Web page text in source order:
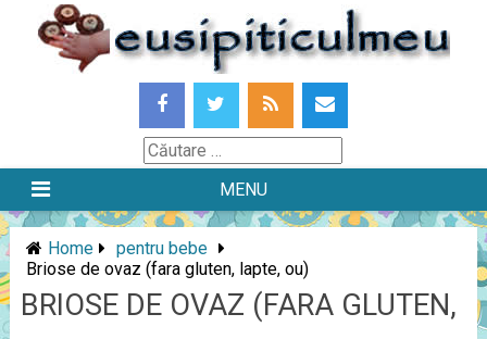
content
Căutare
MENU
Home
pentru bebe
Briose de ovaz (fara gluten, lapte, ou)
BRIOSE DE OVAZ (FARA GLUTEN,